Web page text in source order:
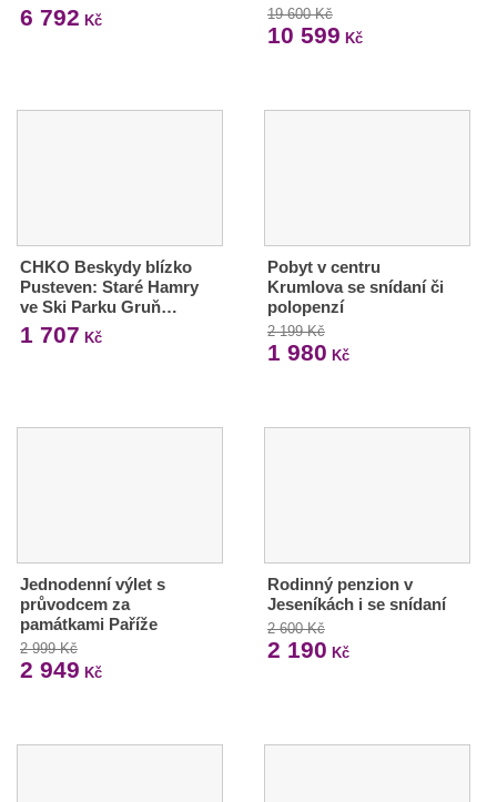
6 792 Kč 19 600 Kč
10 599 Kč
CHKO Beskydy blízko
Pusteven: Staré Hamry
ve Ski Parku Gruň…
1 707 Kč
Pobyt v centru
Krumlova se snídaní či
polopenzí
2 199 Kč
1 980 Kč
Jednodenní výlet s
průvodcem za
památkami Paříže
2 999 Kč
2 949 Kč
Rodinný penzion v
Jeseníkách i se snídaní
2 600 Kč
2 190 Kč